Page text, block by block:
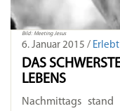
Bild: Meeting Jesus
6. Januar 2015 / Erlebt
DAS
LEBENS
Nachmittags